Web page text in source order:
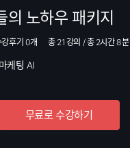
의 노하우 패키지
후기 0개 총 21 강의 /총 2시간 8분
케팅 AI
무료로 수강하기